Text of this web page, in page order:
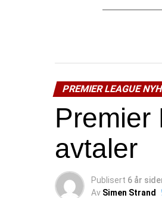
PREMIER LEAGUE
Premier
avtaler
Publisert 6 år
Av Simen Strand